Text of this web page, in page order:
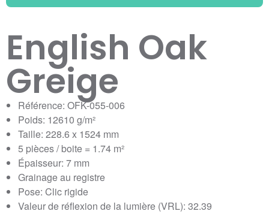
English Oak
Greige
Référence: OFK-055-006
Poids: 12610 g/m²
Taille: 228.6 x 1524 mm
5 pièces / boite = 1.74 m²
Épaisseur: 7 mm
Grainage au registre
Pose: Clic rigide
Valeur de réflexion de la lumière (VRL): 32.39